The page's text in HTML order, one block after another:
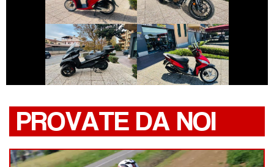
PIAGGIO MP3
€ 3.990 €
HONDA VISION
€ 1.590 €
PROVATE DA NOI